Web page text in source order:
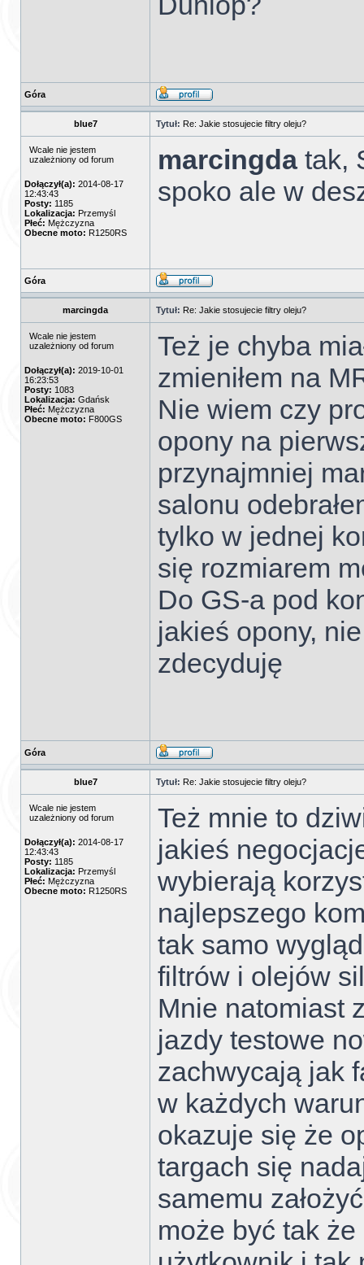
Góra
blue7 Tytuł: Re: Jakie stosujecie filtry oleju?
Wcale nie jestem
uzależniony od forum
Dołączył(a): 2014-08-17
12:43:43
Posty: 1185
Lokalizacja: Przemyśl
Płeć: Mężczyzna
Obecne moto: R1250RS
marcingdatak,
spoko ale w
Góra
marcingda Tytuł: Re: Jakie stosujecie filtry oleju?
Wcale nie jestem
uzależniony od forum
Dołączył(a): 2019-10-01
16:23:53
Posty: 1083
Lokalizacja: Gdańsk
Płeć: Mężczyzna
Obecne moto: F800GS
Też je chyba
zmieniłem na
Nie wiem czy
opony na
przynajmniej
salonu
tylko w jednej
się rozmiarem
Do GS-a pod
jakieś opony,
zdecyduję
Góra
blue7 Tytuł: Re: Jakie stosujecie filtry oleju?
Wcale nie jestem
uzależniony od forum
Dołączył(a): 2014-08-17
12:43:43
Posty: 1185
Lokalizacja: Przemyśl
Płeć: Mężczyzna
Obecne moto: R1250RS
Też mnie to
jakieś
wybierają
najlepszego
tak samo
filtrów i olejów
Mnie natomiast
jazdy testowe
zachwycają jak
w każdych
okazuje się że
targach się
samemu
może być tak